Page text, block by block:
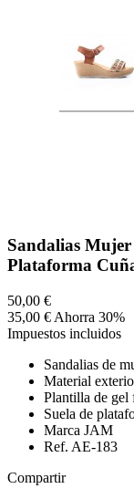
Sandalias
Plataforma
50,00 €
35,00 € Ahorra 30%
Impuestos incluidos
Sandalias de
Material
Plantilla de gel
Suela de
Marca JAM
Ref. AE-183
Compartir